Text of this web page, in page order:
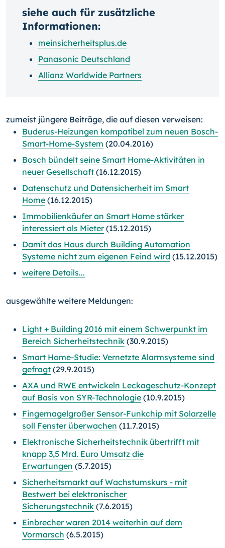
siehe auch für zusätzliche
Informationen:
meinsicherheitsplus.de
Panasonic Deutschland
Allianz Worldwide Partners
zumeist jüngere Beiträge, die auf diesen verweisen:
Buderus-Heizungen kompatibel zum neuen Bosch-
Smart-Home-System (20.04.2016)
Bosch bündelt seine Smart Home-Aktivitäten in
neuer Gesellschaft (16.12.2015)
Datenschutz und Datensicherheit im Smart
Home (16.12.2015)
Immobilienkäufer an Smart Home stärker
interessiert als Mieter(15.12.2015)
Damit das Haus durch Building Automation
Systeme nicht zum eigenen Feind wird (15.12.2015)
weitere Details...
ausgewählte weitere Meldungen:
Light + Building 2016 mit einem Schwerpunkt im
Bereich Sicherheitstechnik (30.9.2015)
Smart Home-Studie: Vernetzte Alarmsysteme sind
gefragt (29.9.2015)
AXA und RWE entwickeln Leckageschutz-Konzept
auf Basis von SYR-Technologie (10.9.2015)
Fingernagelgroßer Sensor-Funkchip mit Solarzelle
soll Fenster überwachen (11.7.2015)
Elektronische Sicherheitstechnik übertrifft mit
knapp 3,5 Mrd. Euro Umsatz die
Erwartungen (5.7.2015)
Sicherheitsmarkt auf Wachstumskurs - mit
Bestwert bei elektronischer
Sicherungstechnik (7.6.2015)
Einbrecher waren 2014 weiterhin auf dem
Vormarsch (6.5.2015)